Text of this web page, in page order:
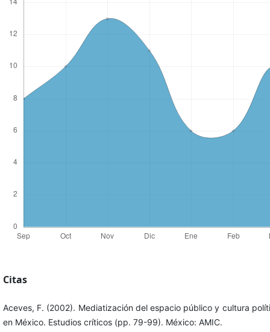
Citas
Aceves, F. (2002). Mediatización del espacio público y cultura
en México. Estudios críticos (pp. 79-99). México: AMIC.